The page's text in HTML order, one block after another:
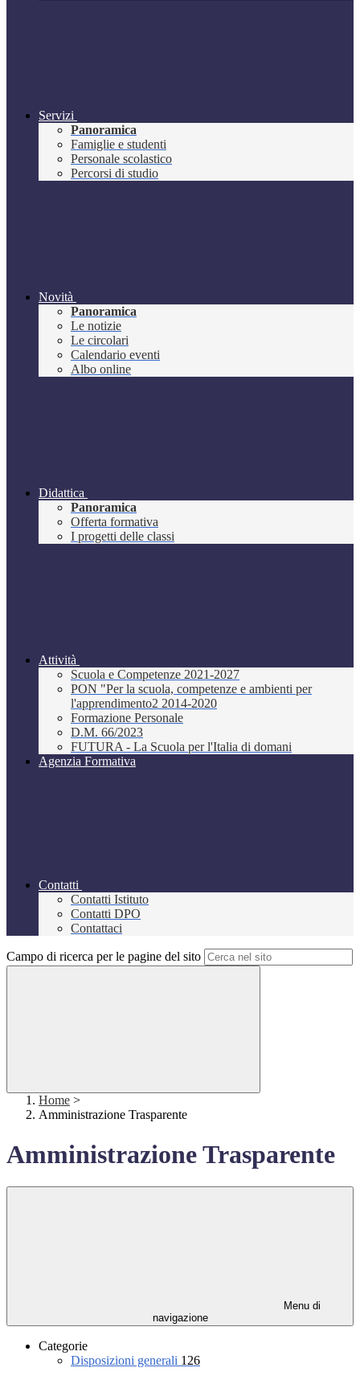
Servizi
Panoramica
Famiglie e studenti
Personale scolastico
Percorsi di studio
Novità
Panoramica
Le notizie
Le circolari
Calendario eventi
Albo online
Didattica
Panoramica
Offerta formativa
I progetti delle classi
Attività
Scuola e Competenze 2021-2027
PON "Per la scuola, competenze e ambienti per
l'apprendimento2 2014-2020
Formazione Personale
D.M. 66/2023
FUTURA - La Scuola per l'Italia di domani
Agenzia Formativa
Contatti
Contatti Istituto
Contatti DPO
Contattaci
Campo di ricerca per le pagine del sito
Home >
Amministrazione Trasparente
Amministrazione Trasparente
Menu di
navigazione
Categorie
Disposizioni generali 126